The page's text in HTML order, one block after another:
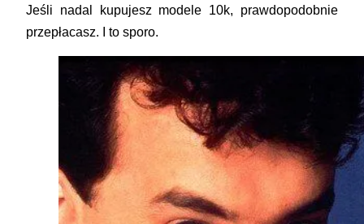
Jeśli nadal kupujesz modele 10k, prawdopodobnie
przepłacasz. I to sporo.